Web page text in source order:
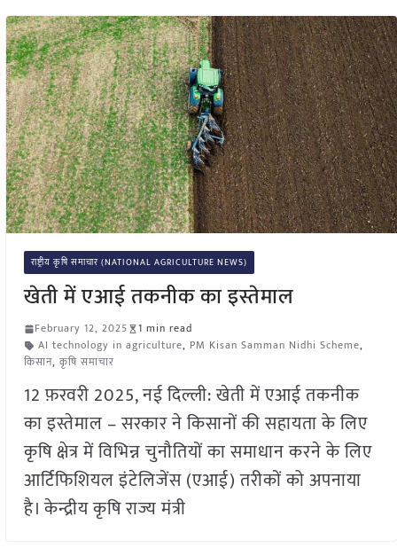
राष्ट्रीय कृषि समाचार (NATIONAL AGRICULTURE NEWS)
खेती में एआई तकनीक का इस्तेमाल
February 12, 2025
1 min read
AI technology in agriculture, PM Kisan Samman Nidhi Scheme,
किसान, कृषि समाचार
12 फ़रवरी 2025, नई दिल्ली: खेती में एआई तकनीक
का इस्तेमाल – सरकार ने किसानों की सहायता के लिए
कृषि क्षेत्र में विभिन्न चुनौतियों का समाधान करने के लिए
आर्टिफिशियल इंटेलिजेंस (एआई) तरीकों को अपनाया
है। केन्द्रीय कृषि राज्य मंत्री